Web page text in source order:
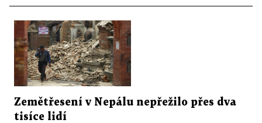
Zemětřesení v Nepálu nepřežilo přes dva
tisíce lidí